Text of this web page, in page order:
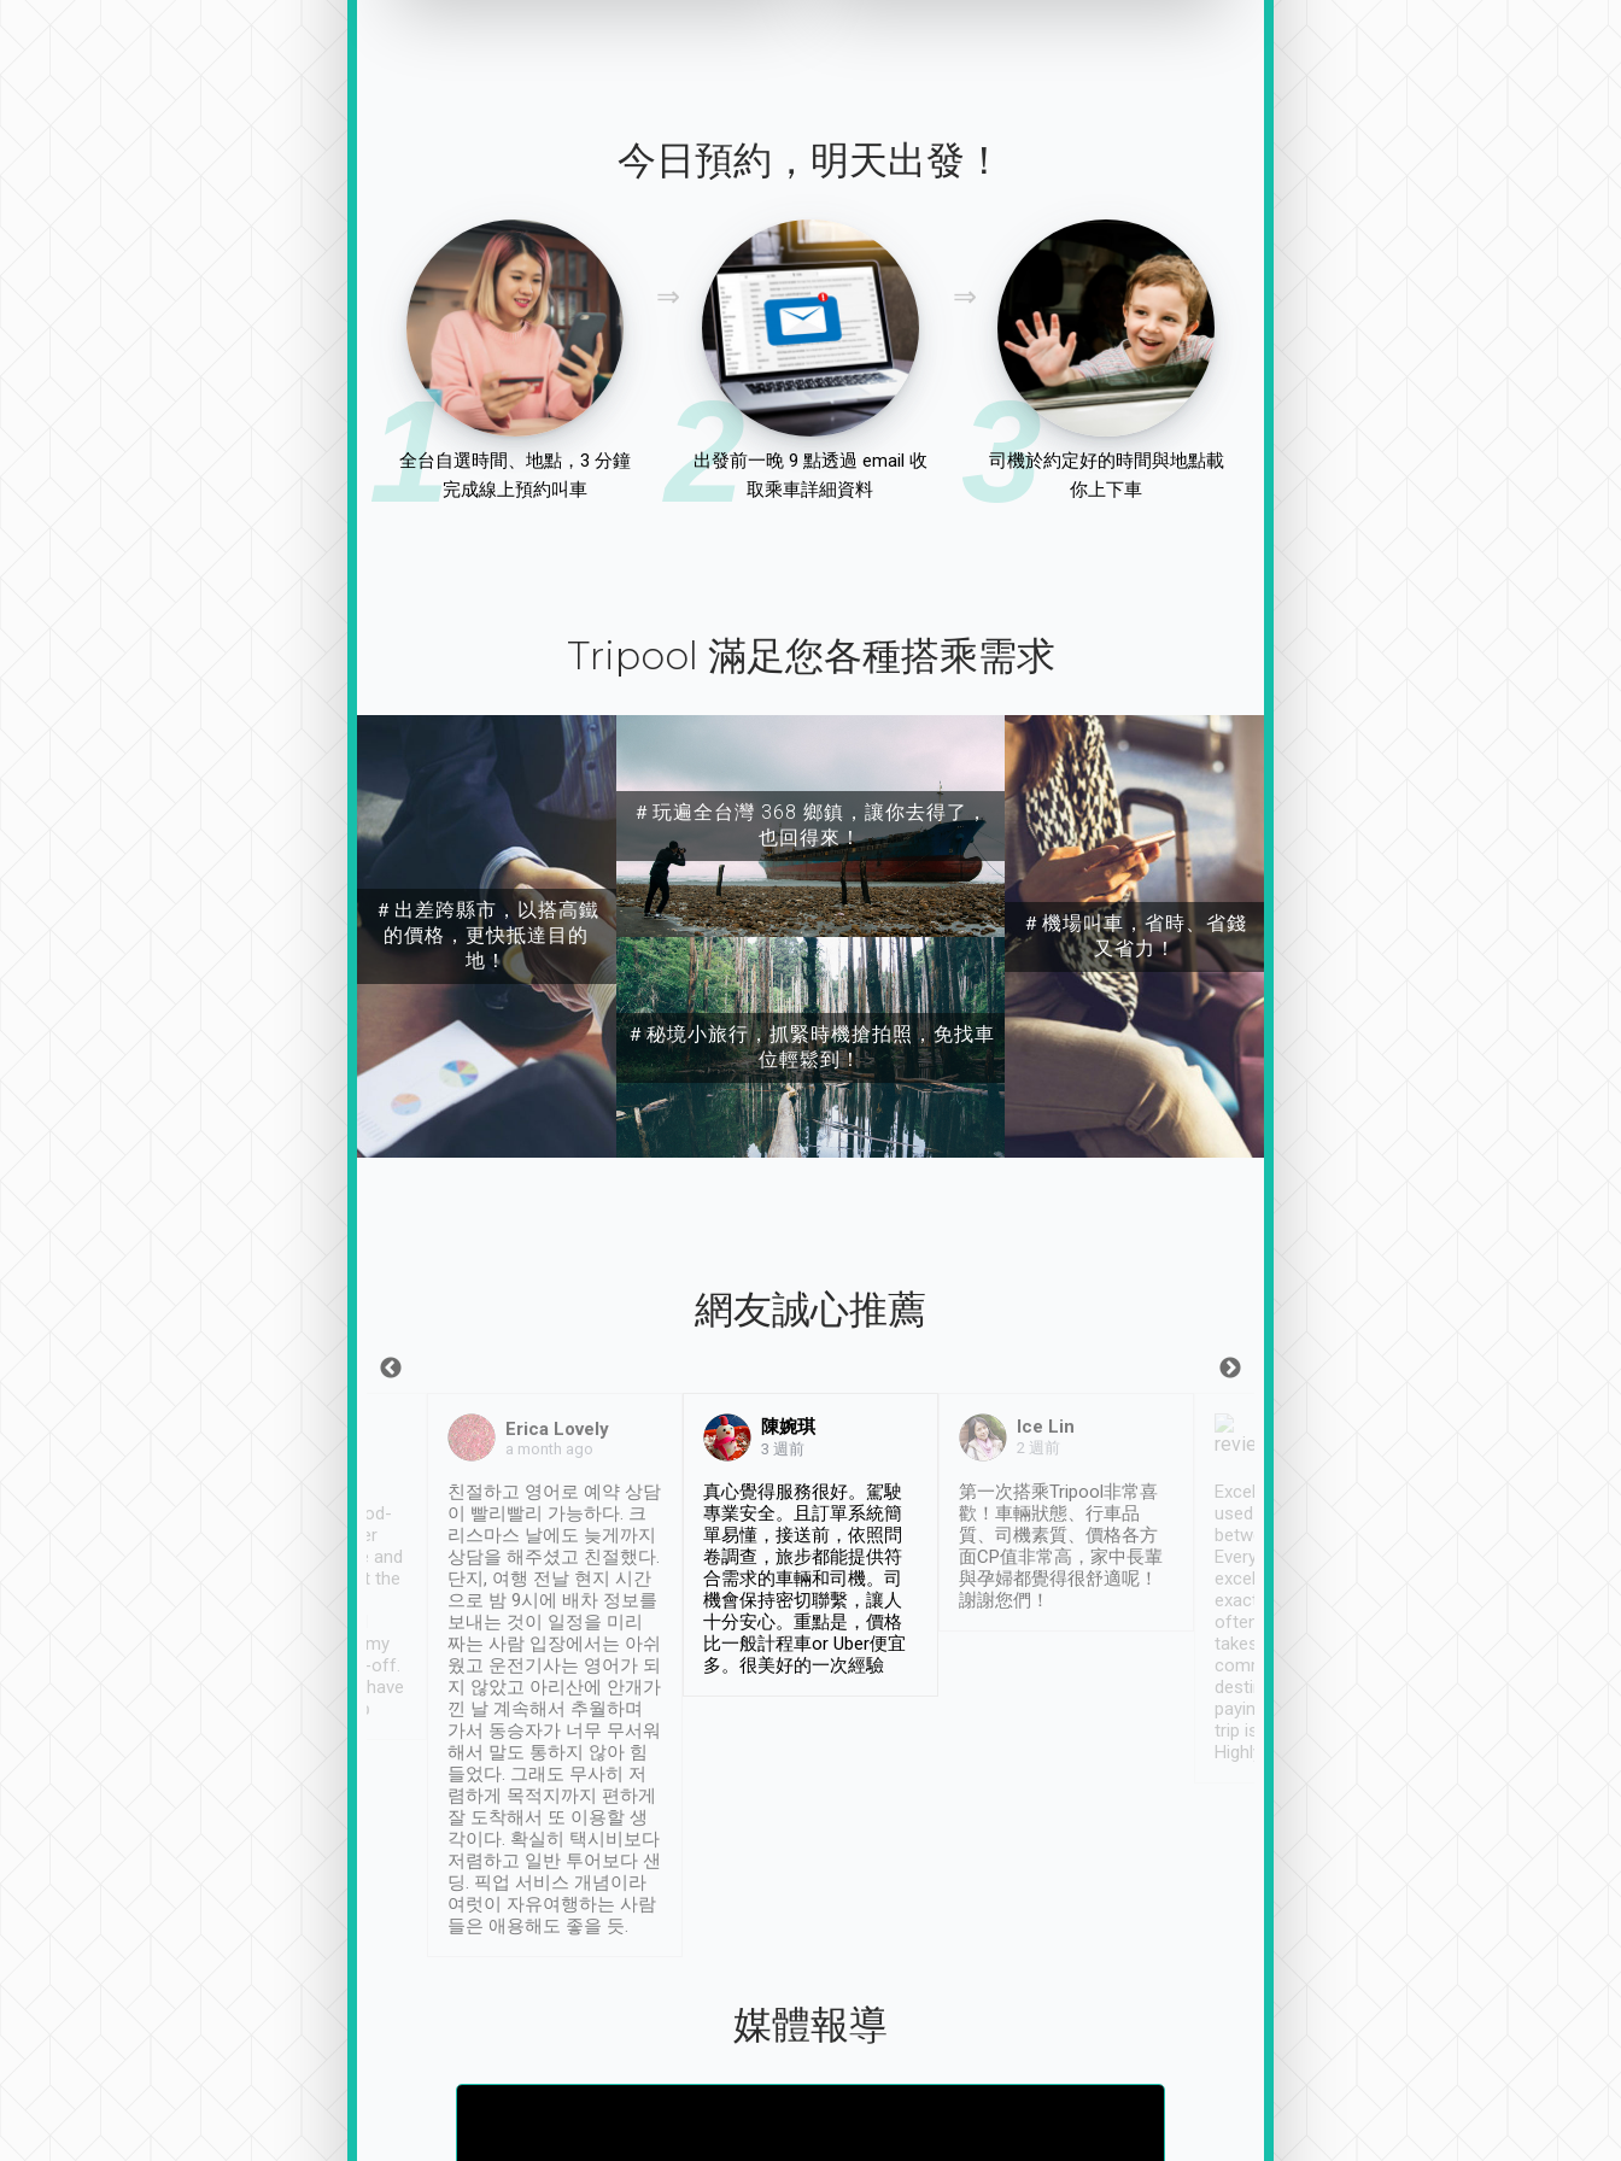
今日預約，明天出發！
1
全台自選時間、地點，3 分鐘
完成線上預約叫車
2
出發前一晚 9 點透過 email 收
取乘車詳細資料
3
司機於約定好的時間與地點載
你上下車
Tripool 滿足您各種搭乘需求
＃出差跨縣市，以搭高鐵
的價格，更快抵達目的
地！
＃玩遍全台灣 368 鄉鎮，讓你去得了，
也回得來！
＃秘境小旅行，抓緊時機搶拍照，免找車
位輕鬆到！
＃機場叫車，省時、省錢
又省力！
網友誠心推薦
service, vehicles in good-
condition and the driver
service was awesome and
thoughtful. Driver went the
have safely arrived at my
destination after drop-off.
Definitely something I have
not seen elsewhere 👍
Erica Lovely
a month ago
친절하고 영어로 예약 상담
이 빨리빨리 가능하다. 크
리스마스 날에도 늦게까지
상담을 해주셨고 친절했다.
단지, 여행 전날 현지 시간
으로 밤 9시에 배차 정보를
보내는 것이 일정을 미리
짜는 사람 입장에서는 아쉬
웠고 운전기사는 영어가 되
지 않았고 아리산에 안개가
낀 날 계속해서 추월하며
가서 동승자가 너무 무서워
해서 말도 통하지 않아 힘
들었다. 그래도 무사히 저
렴하게 목적지까지 편하게
잘 도착해서 또 이용할 생
각이다. 확실히 택시비보다
저렴하고 일반 투어보다 샌
딩. 픽업 서비스 개념이라
여럿이 자유여행하는 사람
들은 애용해도 좋을 듯.
陳婉琪
3 週前
真心覺得服務很好。駕駛
專業安全。且訂單系統簡
單易懂，接送前，依照問
卷調查，旅步都能提供符
合需求的車輛和司機。司
機會保持密切聯繫，讓人
十分安心。重點是，價格
比一般計程車or Uber便宜
多。很美好的一次經驗
Ice Lin
2 週前
第一次搭乘Tripool非常喜
歡！車輛狀態、行車品
質、司機素質、價格各方
面CP值非常高，家中長輩
與孕婦都覺得很舒適呢！
謝謝您們！
Excellent service. We have
used Tripool to travel
between cities in Taiwan.
Every driver has been
excellent and arrives
exactly on time. As there is
often limited English it
takes the difficulty out of
communicating the
destination details and
paying online prior to the
trip is very convenient.
Highly recommended
媒體報導